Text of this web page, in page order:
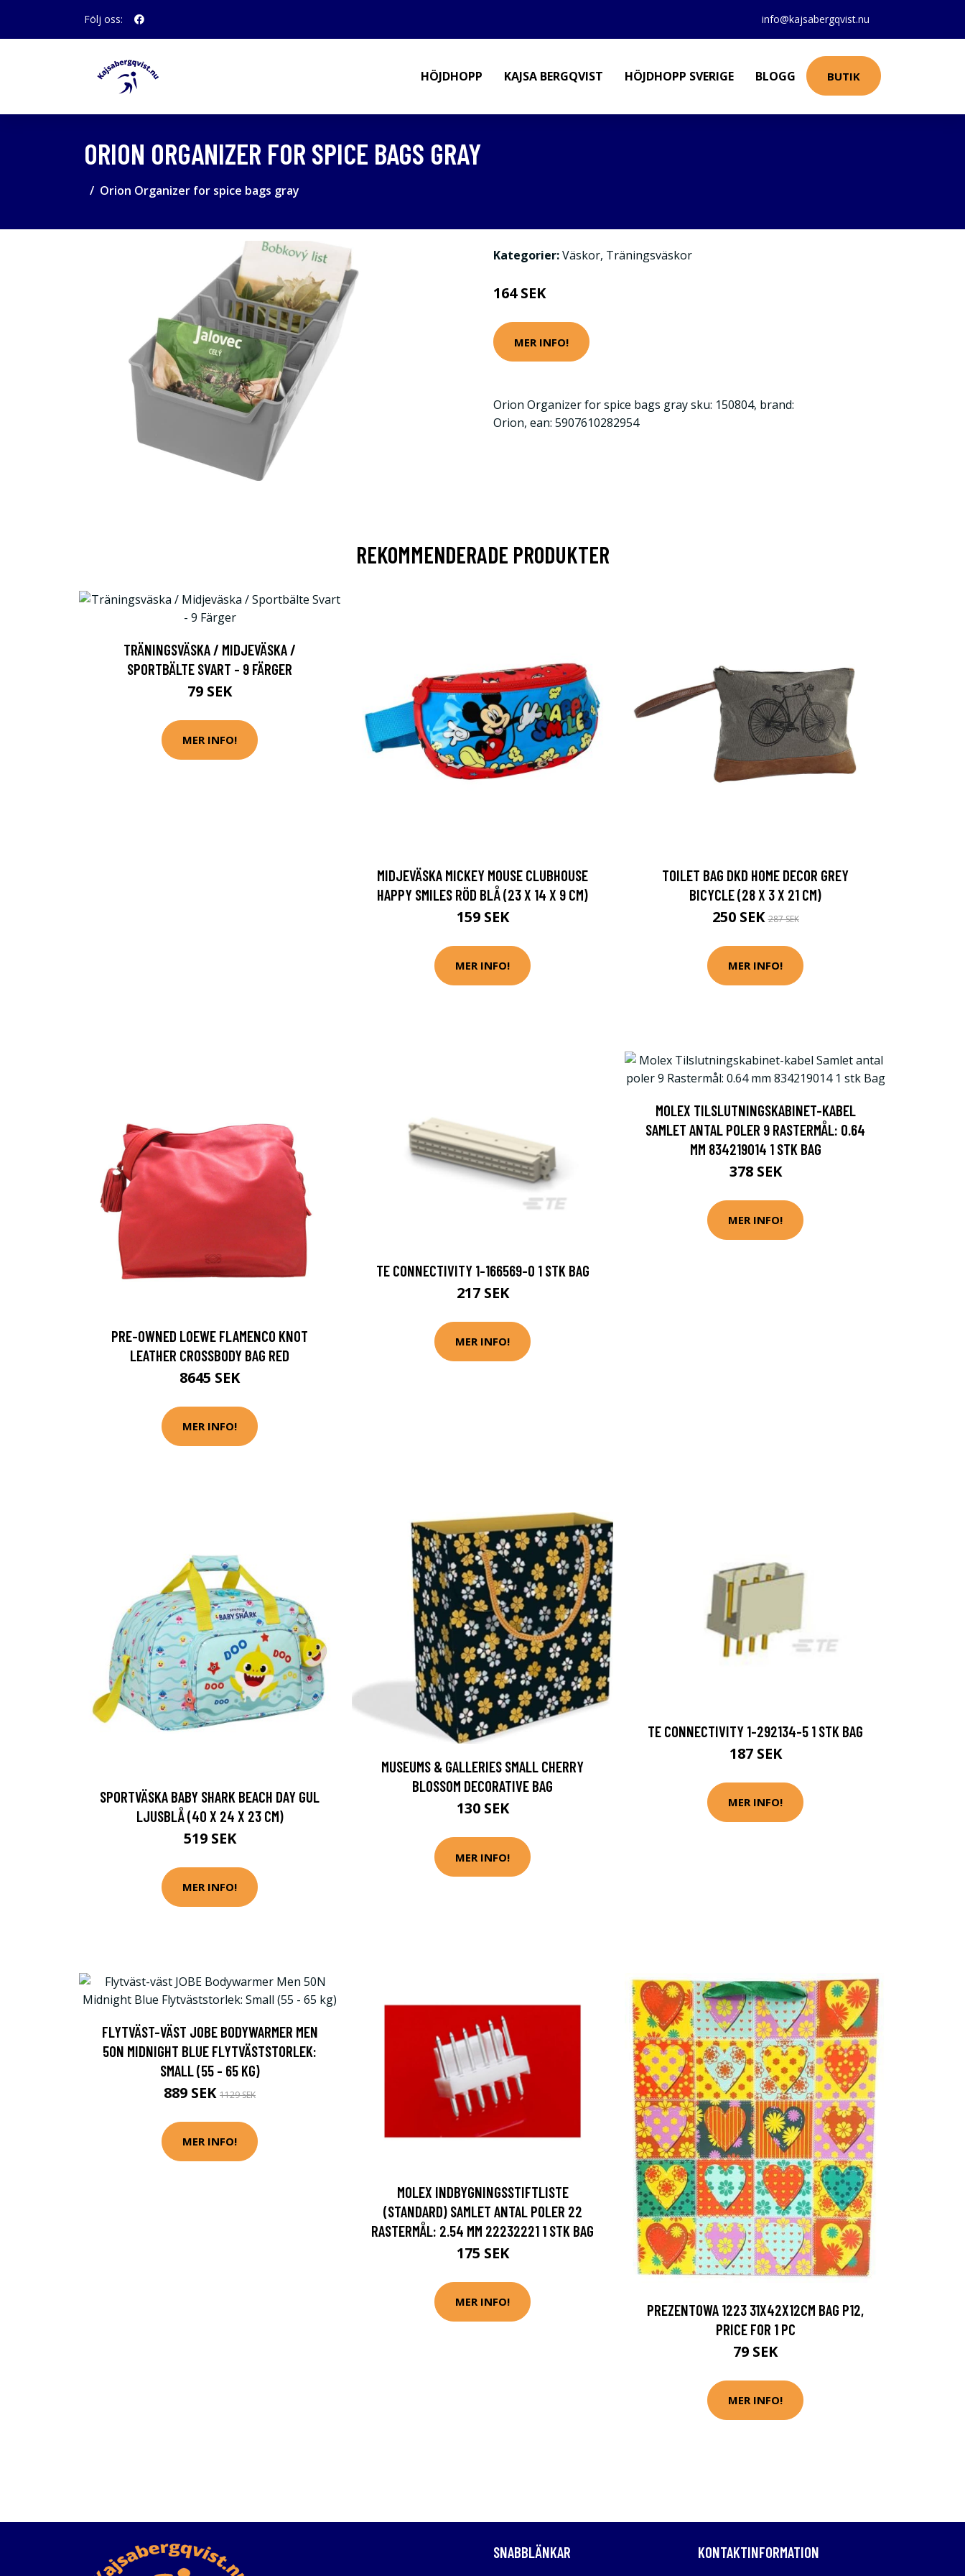
Följ oss: info@kajsabergqvist.nu
HÖJDHOPP KAJSA BERGQVIST HÖJDHOPP SVERIGE BLOGG BUTIK
ORION ORGANIZER FOR SPICE BAGS GRAY
Orion Organizer for spice bags gray
Kategorier:Väskor, Träningsväskor
164 SEK
MER INFO!
Orion Organizer for spice bags gray sku: 150804, brand:
Orion, ean: 5907610282954
REKOMMENDERADE PRODUKTER
TRÄNINGSVÄSKA / MIDJEVÄSKA /
SPORTBÄLTE SVART - 9 FÄRGER
79 SEK
MER INFO!
MIDJEVÄSKA MICKEY MOUSE CLUBHOUSE
HAPPY SMILES RÖD BLÅ (23 X 14 X 9 CM)
159 SEK
MER INFO!
TOILET BAG DKD HOME DECOR GREY
BICYCLE (28 X 3 X 21 CM)
250 SEK287 SEK
MER INFO!
PRE-OWNED LOEWE FLAMENCO KNOT
LEATHER CROSSBODY BAG RED
8645 SEK
MER INFO!
TE CONNECTIVITY 1-166569-0 1 STK BAG
217 SEK
MER INFO!
MOLEX TILSLUTNINGSKABINET-KABEL
SAMLET ANTAL POLER 9 RASTERMÅL: 0.64
MM 834219014 1 STK BAG
378 SEK
MER INFO!
SPORTVÄSKA BABY SHARK BEACH DAY GUL
LJUSBLÅ (40 X 24 X 23 CM)
519 SEK
MER INFO!
MUSEUMS & GALLERIES SMALL CHERRY
BLOSSOM DECORATIVE BAG
130 SEK
MER INFO!
TE CONNECTIVITY 1-292134-5 1 STK BAG
187 SEK
MER INFO!
FLYTVÄST-VÄST JOBE BODYWARMER MEN
50N MIDNIGHT BLUE FLYTVÄSTSTORLEK:
SMALL (55 - 65 KG)
889 SEK 1129 SEK
MER INFO!
MOLEX INDBYGNINGSSTIFTLISTE
(STANDARD) SAMLET ANTAL POLER 22
RASTERMÅL: 2.54 MM 22232221 1 STK BAG
175 SEK
MER INFO!
PREZENTOWA 1223 31X42X12CM BAG P12,
PRICE FOR 1 PC
79 SEK
MER INFO!
SNABBLÄNKAR KONTAKTINFORMATION